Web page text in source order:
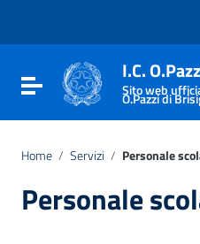
Vai al footer
Attiva / disattiva la
I.C.
Sito web
O.Pazzi di
Home / Servizi / Personale
Personale